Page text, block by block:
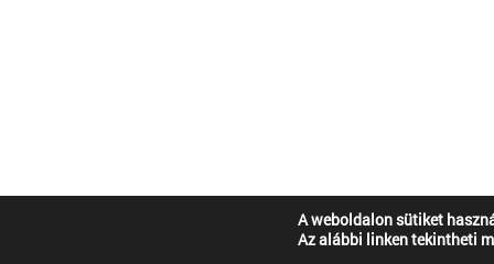
A weboldalon sütiket
Az alábbi linken tekintheti